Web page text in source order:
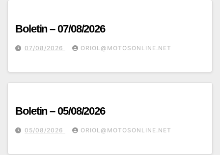
Boletin – 07/08/2026
07/08/2026 ORIOL@MOTOSONLINE.NET
Boletin – 05/08/2026
05/08/2026 ORIOL@MOTOSONLINE.NET